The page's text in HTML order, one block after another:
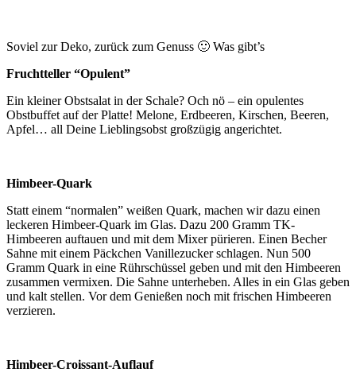
Soviel zur Deko, zurück zum Genuss 🙂 Was gibt’s
Fruchtteller “Opulent”
Ein kleiner Obstsalat in der Schale? Och nö – ein opulentes
Obstbuffet auf der Platte! Melone, Erdbeeren, Kirschen, Beeren,
Apfel… all Deine Lieblingsobst großzügig angerichtet.
Himbeer-Quark
Statt einem “normalen” weißen Quark, machen wir dazu einen
leckeren Himbeer-Quark im Glas. Dazu 200 Gramm TK-
Himbeeren auftauen und mit dem Mixer pürieren. Einen Becher
Sahne mit einem Päckchen Vanillezucker schlagen. Nun 500
Gramm Quark in eine Rührschüssel geben und mit den Himbeeren
zusammen vermixen. Die Sahne unterheben. Alles in ein Glas geben
und kalt stellen. Vor dem Genießen noch mit frischen Himbeeren
verzieren.
Himbeer-Croissant-Auflauf